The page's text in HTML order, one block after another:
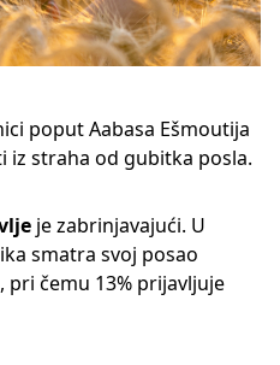
poput Aabasa Ešmoutija
iz straha od gubitka posla.
je zabrinjavajući. U
smatra svoj posao
, pri čemu 13% prijavljuje